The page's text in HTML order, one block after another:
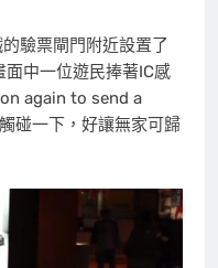
驗票閘門附近設置了
中一位遊民捧著IC感
again to send a
碰一下，好讓無家可歸